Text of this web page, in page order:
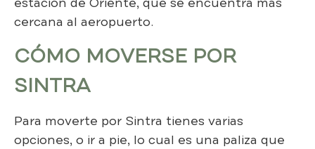
cercana al aeropuerto.
CÓMO MOVERSE POR
SINTRA
Para moverte por Sintra tienes varias
opciones, o ir a pie, lo cual es una paliza que